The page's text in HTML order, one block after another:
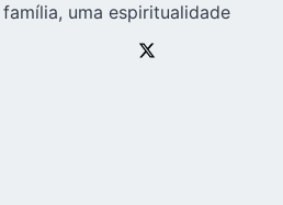
uma espiritualidade